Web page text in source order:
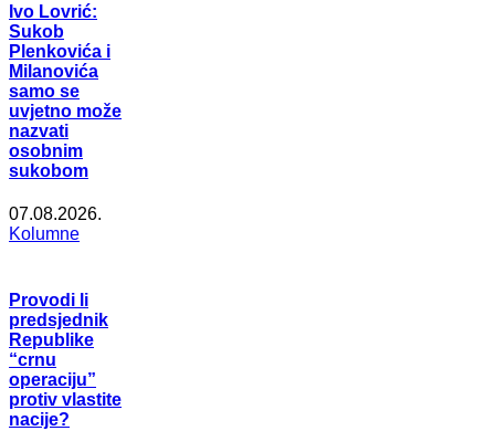
Ivo Lovrić:
Sukob
Plenkovića i
Milanovića
samo se
uvjetno može
nazvati
osobnim
sukobom
07.08.2026.
Kolumne
Provodi li
predsjednik
Republike
“crnu
operaciju”
protiv vlastite
nacije?